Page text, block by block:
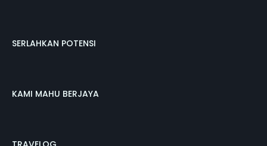
SERLAHKAN POTENSI
KAMI MAHU BERJAYA